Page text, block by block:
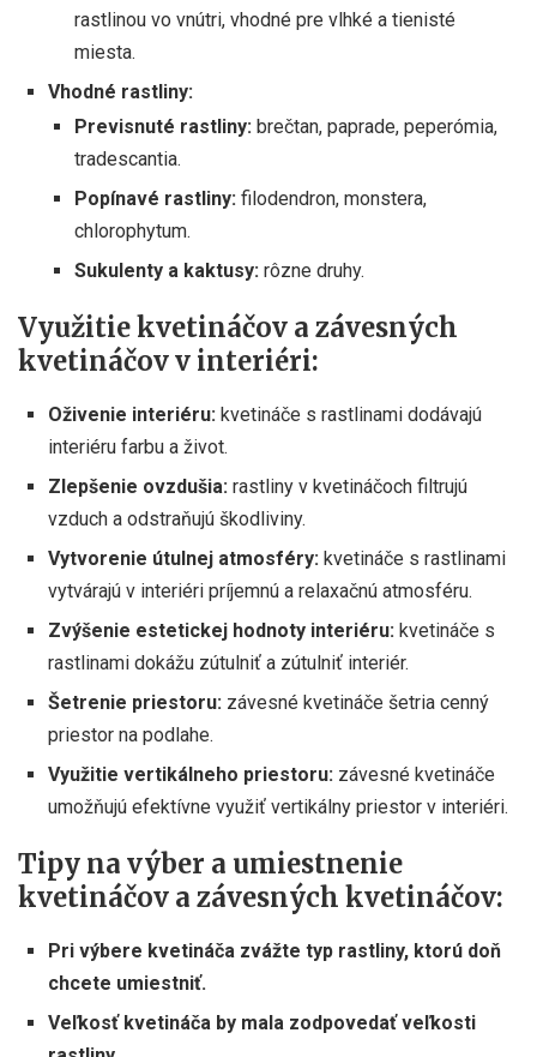
rastlinou vo vnútri, vhodné pre vlhké a tienisté
miesta.
Vhodné rastliny:
Previsnuté rastliny: brečtan, paprade, peperómia,
tradescantia.
Popínavé rastliny: filodendron, monstera,
chlorophytum.
Sukulenty a kaktusy: rôzne druhy.
Využitie kvetináčov a závesných
kvetináčov v interiéri:
Oživenie interiéru: kvetináče s rastlinami dodávajú
interiéru farbu a život.
Zlepšenie ovzdušia: rastliny v kvetináčoch filtrujú
vzduch a odstraňujú škodliviny.
Vytvorenie útulnej atmosféry: kvetináče s rastlinami
vytvárajú v interiéri príjemnú a relaxačnú atmosféru.
Zvýšenie estetickej hodnoty interiéru: kvetináče s
rastlinami dokážu zútulniť a zútulniť interiér.
Šetrenie priestoru: závesné kvetináče šetria cenný
priestor na podlahe.
Využitie vertikálneho priestoru: závesné kvetináče
umožňujú efektívne využiť vertikálny priestor v interiéri.
Tipy na výber a umiestnenie
kvetináčov a závesných kvetináčov:
Pri výbere kvetináča zvážte typ rastliny, ktorú doň
chcete umiestniť.
Veľkosť kvetináča by mala zodpovedať veľkosti